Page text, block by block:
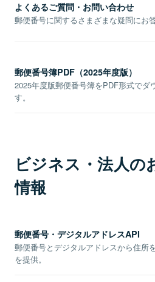
よくあるご質問・お問い合わせ
郵便番号に関するさまざまな疑問にお
郵便番号簿PDF（2025年度版）
2025年度版郵便番号簿をPDF形式でダ
す。
ビジネス・法人の
情報
郵便番号・デジタルアドレスAPI
郵便番号とデジタルアドレスから住所
を提供。